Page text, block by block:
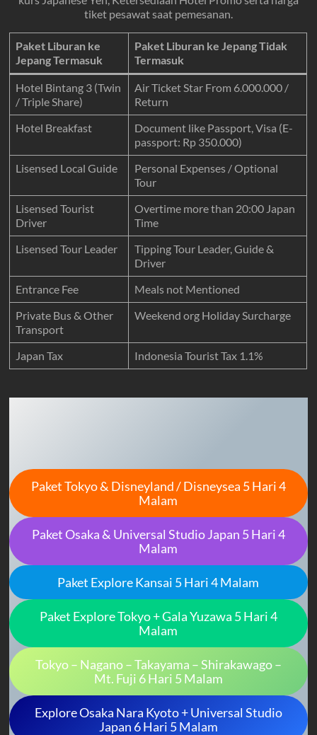
tiket pesawat saat pemesanan.
Paket Liburan ke
Jepang Termasuk
Paket Liburan ke Jepang Tidak
Termasuk
Hotel Bintang 3 (Twin
/ Triple Share)
Air Ticket Star From 6.000.000 /
Return
Hotel Breakfast
Document like Passport, Visa (E-
passport: Rp 350.000)
Lisensed Local Guide
Personal Expenses / Optional
Tour
Lisensed Tourist
Driver
Overtime more than 20:00 Japan
Time
Lisensed Tour Leader
Tipping Tour Leader, Guide &
Driver
Entrance Fee
Meals not Mentioned
Private Bus & Other
Transport
Weekend org Holiday Surcharge
Japan Tax Indonesia Tourist Tax 1.1%
Paket Tokyo & Disneyland / Disneysea 5 Hari 4
Malam
Paket Osaka & Universal Studio Japan 5 Hari 4
Malam
Paket Explore Kansai 5 Hari 4 Malam
Paket Explore Tokyo + Gala Yuzawa 5 Hari 4
Malam
Tokyo – Nagano – Takayama – Shirakawago –
Mt. Fuji 6 Hari 5 Malam
Explore Osaka Nara Kyoto + Universal Studio
Japan 6 Hari 5 Malam